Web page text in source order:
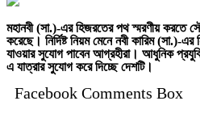
মহানবী (সা.)-এর হিজরতের পথ স্মরণীয়
করেছে। নির্দিষ্ট নিয়ম মেনে নবী কারিম (সা.)-
যাওয়ার সুযোগ পাবেন আগ্রহীরা। আধুনিক
এ যাত্রার সুযোগ করে দিচ্ছে দেশটি।
Facebook Comments Box